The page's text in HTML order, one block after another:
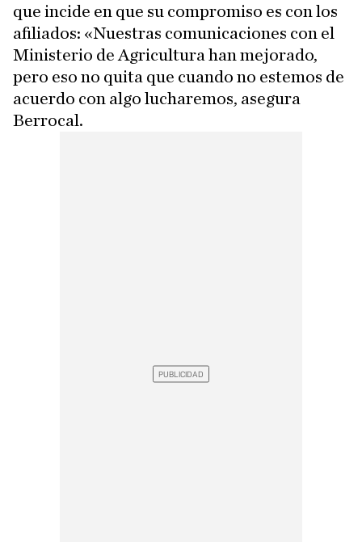
que incide en que su compromiso es con los
afiliados: «Nuestras comunicaciones con el
Ministerio de Agricultura han mejorado,
pero eso no quita que cuando no estemos de
acuerdo con algo lucharemos, asegura
Berrocal.